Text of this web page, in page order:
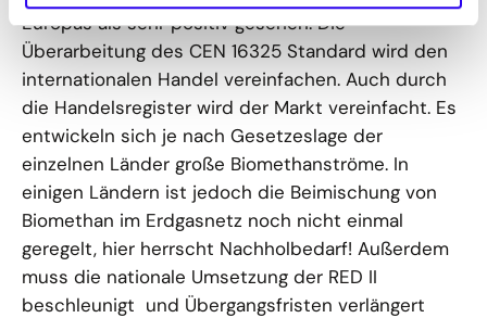
Europas als sehr positiv gesehen. Die
Überarbeitung des CEN 16325 Standard wird den
internationalen Handel vereinfachen. Auch durch
die Handelsregister wird der Markt vereinfacht. Es
entwickeln sich je nach Gesetzeslage der
einzelnen Länder große Biomethanströme. In
einigen Ländern ist jedoch die Beimischung von
Biomethan im Erdgasnetz noch nicht einmal
geregelt, hier herrscht Nachholbedarf! Außerdem
muss die nationale Umsetzung der RED II
beschleunigt und Übergangsfristen verlängert